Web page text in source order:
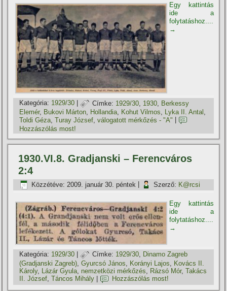
Egy kattintás
ide a
folytatáshoz....
→
Kategória: 1929/30 | Címke: 1929/30 1930 Berkessy
Elemér, Bukovi Márton, Hollandia, Kohut Vilmos, Lyka II. Antal ,
Toldi Géza ,Turay József ,válogatott mérkőzés - "A"
Hozzászólás most!
1930.VI.8. Gradjanski – Ferencváros
2:4
Közzétéve: 2009. január 30. péntek Szerző: K@rcsi
Egy kattintás
ide a
folytatáshoz....
→
Kategória: 1929/30 | Címke: 1929/30, Dinamo Zagreb
(Gradjanski Zagreb) ,Gyurcsó János Korányi Lajos
Kovács II.
Károly, Lázár Gyula nemzetközi mérkőzés Rázsó Mór,Takács
II. József,Táncos Mihály Hozzászólás most!